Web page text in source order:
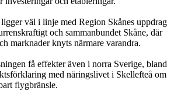
väl i linje med Region Skånes uppdrag
och sammanbundet Skåne, där
marknader knyts närmare varandra.
få effekter även i norra Sverige, bland
med näringslivet i Skellefteå om
flygbränsle.